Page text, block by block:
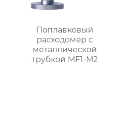
Поплавковый
расходомер с
металлической
трубкой MF1-M2